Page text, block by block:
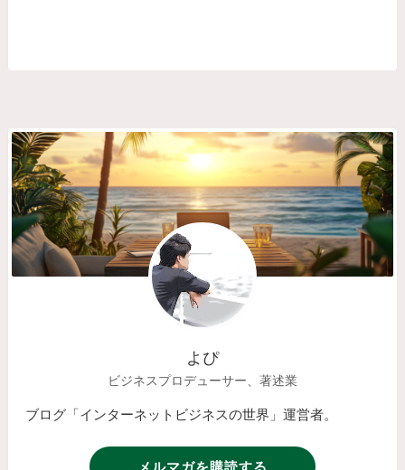
よぴ
ビジネスプロデューサー、著述業
ブログ「インターネットビジネスの世界」運営者。
メルマガを購読する